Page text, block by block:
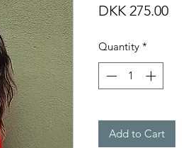
DKK 275.00Price
Quantity *
Add to Cart